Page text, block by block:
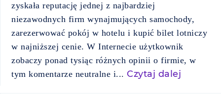
zyskała reputację jednej z najbardziej
niezawodnych firm wynajmujących samochody,
zarezerwować pokój w hotelu i kupić bilet lotniczy
w najniższej cenie. W Internecie użytkownik
zobaczy ponad tysiąc różnych opinii o firmie, w
tym komentarze neutralne i... Czytaj dalej